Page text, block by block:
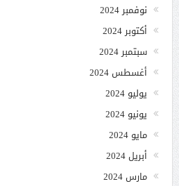
نوفمبر 2024
أكتوبر 2024
سبتمبر 2024
أغسطس 2024
يوليو 2024
يونيو 2024
مايو 2024
أبريل 2024
مارس 2024